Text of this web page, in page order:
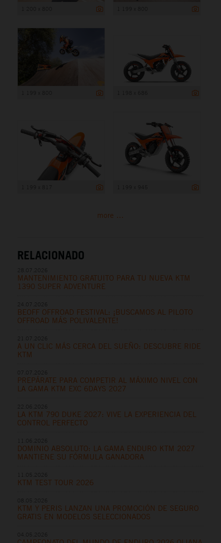
more ...
RELACIONADO
MANTENIMIENTO GRATUITO PARA TU NUEVA KTM
1390 SUPER ADVENTURE
BEOFF OFFROAD FESTIVAL: ¡BUSCAMOS AL PILOTO
OFFROAD MÁS POLIVALENTE!
A UN CLIC MÁS CERCA DEL SUEÑO: DESCUBRE RIDE
KTM
PREPÁRATE PARA COMPETIR AL MÁXIMO NIVEL CON
LA GAMA KTM EXC 6DAYS 2027
LA KTM 790 DUKE 2027: VIVE LA EXPERIENCIA DEL
CONTROL PERFECTO
DOMINIO ABSOLUTO: LA GAMA ENDURO KTM 2027
MANTIENE SU FÓRMULA GANADORA
KTM TEST TOUR 2026
KTM Y PERIS LANZAN UNA PROMOCIÓN DE SEGURO
GRATIS EN MODELOS SELECCIONADOS